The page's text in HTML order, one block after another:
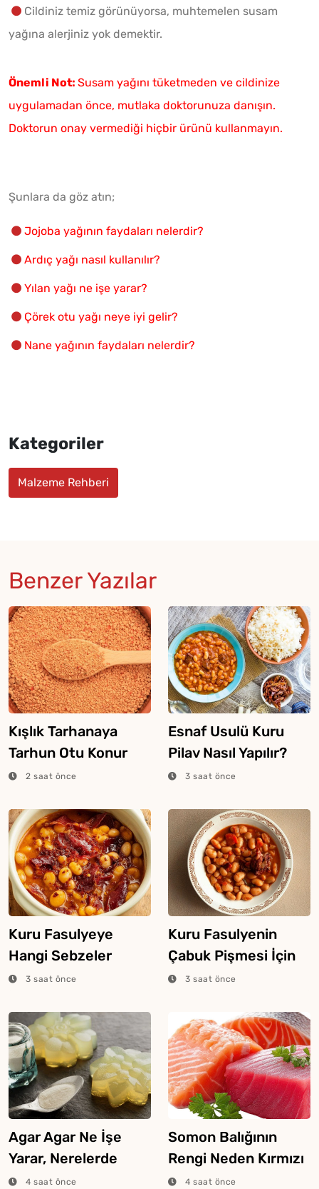
Cildiniz temiz görünüyorsa, muhtemelen susam
yağına alerjiniz yok demektir.
Önemli Not: Susam yağını tüketmeden ve cildinize
uygulamadan önce, mutlaka doktorunuza danışın.
Doktorun onay vermediği hiçbir ürünü kullanmayın.
Şunlara da göz atın;
Jojoba yağının faydaları nelerdir?
Ardıç yağı nasıl kullanılır?
Yılan yağı ne işe yarar?
Çörek otu yağı neye iyi gelir?
Nane yağının faydaları nelerdir?
Kategoriler
Malzeme Rehberi
Benzer Yazılar
Kışlık Tarhanaya
Tarhun Otu Konur
Mu?2 saat önce
Esnaf Usulü Kuru
Pilav Nasıl Yapılır?
3 saat önce
Kuru Fasulyeye
Hangi Sebzeler
Konur?
3 saat önce
Kuru Fasulyenin
Çabuk Pişmesi İçin
Püf Noktaları
3 saat önce
Agar Agar Ne İşe
Yarar, Nerelerde
Kullanılır?
4 saat önce
Somon Balığının
Rengi Neden Kırmızı
Veya Pembe Olur?
4 saat önce